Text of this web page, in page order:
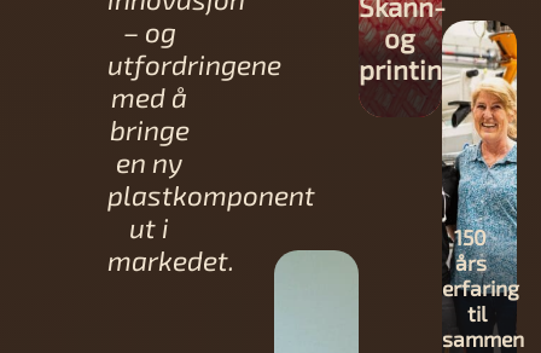
– og
utfordringene
med å
bringe
en ny
plastkomponent
ut i
markedet.
Skann-
og
printing
Skann-
og
printing
150
års
erfaring
til
sammen
verktøy